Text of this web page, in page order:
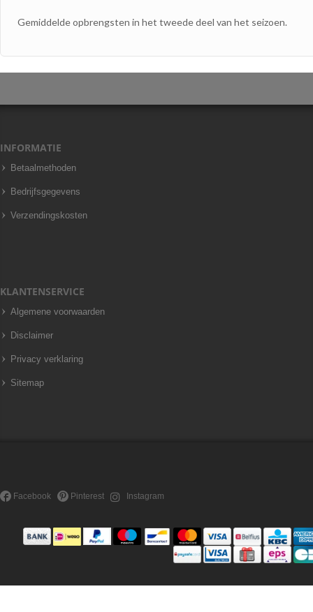
Gemiddelde opbrengsten in het tweede deel van het seizoen.
INFORMATIE
Betaalmethoden
Bedrijfsgegevens
Verzendingskosten
KLANTENSERVICE
Algemene voorwaarden
Disclaimer
Privacy verklaring
Sitemap
Facebook Pinterest Instagram